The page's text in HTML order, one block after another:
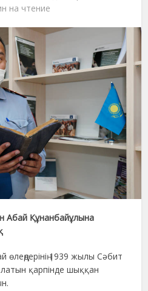
на чтение
Абай Құнанбайұлына
1939 жылы Сәбит
қарпінде шыққан